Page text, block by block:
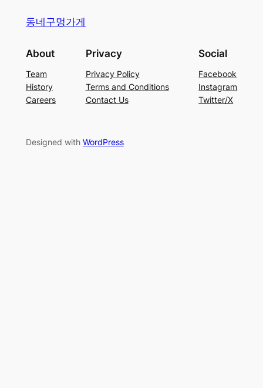
동네구멍가게
About
Team
History
Careers
Privacy
Privacy Policy
Terms and Conditions
Contact Us
Social
Facebook
Instagram
Twitter/X
Designed with WordPress